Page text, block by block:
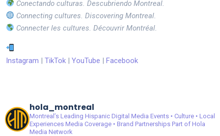
Conectando culturas. Descubriendo Montreal.
Connecting cultures. Discovering Montreal.
Connecter les cultures. Découvrir Montréal.
Instagram | TikTok | YouTube | Facebook
hola_montreal
Montreal’s Leading Hispanic Digital Media Events • Culture • Local
ExperiencesMedia Coverage • Brand PartnershipsPart of Hola
Media Network